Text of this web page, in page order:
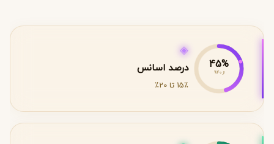
45%
از 40%
◈
درصد اسانس
15٪ تا 20٪